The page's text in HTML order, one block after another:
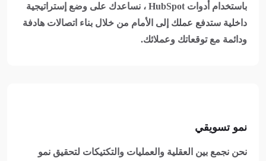
باستخدام أدوات HubSpot ، نساعدك على وضع إستراتيجية
داخلية ستدفع عملك إلى الأمام من خلال بناء اتصالات هادفة
ودائمة مع توقعاتك وعملائك.
نمو تسويقي
نحن نجمع بين العقلية والعمليات والتكتيكات لتحقيق نمو